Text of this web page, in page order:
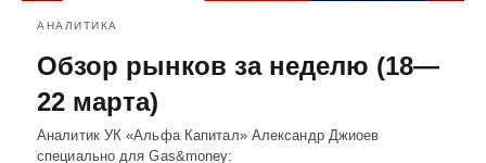
АНАЛИТИКА
Обзор рынков за неделю (18—
22 марта)
Аналитик УК «Альфа Капитал» Александр Джиоев
специально для Gas&money: